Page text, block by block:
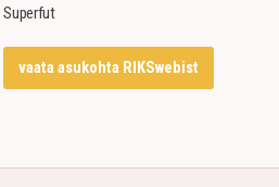
Superfut
vaata asukohta RIKSwebist